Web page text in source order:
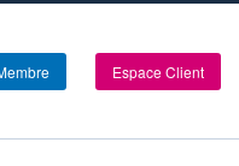
Espace Client